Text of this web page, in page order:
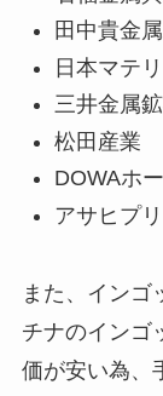
田中貴金
日本マテ
三井金属
松田産業
DOWAホ
アサヒプ
また、インゴ
チナのインゴ
価が安い為、